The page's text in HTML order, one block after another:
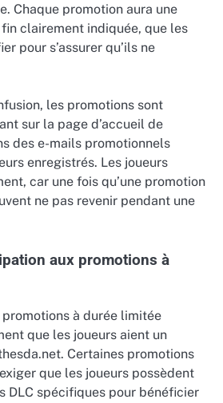
Chaque promotion aura une
clairement indiquée, que les
pour s’assurer qu’ils ne
les promotions sont
sur la page d’accueil de
des e-mails promotionnels
enregistrés. Les joueurs
car une fois qu’une promotion
ne pas revenir pendant une
aux promotions à
à durée limitée
que les joueurs aient un
Certaines promotions
que les joueurs possèdent
DLC spécifiques pour bénéficier